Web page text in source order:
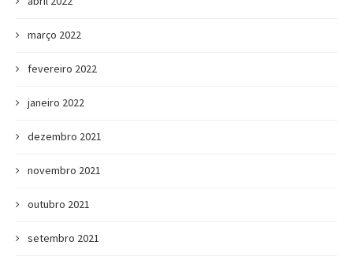
março 2022
fevereiro 2022
janeiro 2022
dezembro 2021
novembro 2021
outubro 2021
setembro 2021